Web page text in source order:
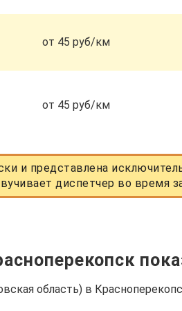
от 45 руб/км
от 45 руб/км
и представлена
диспетчер во время
область) в